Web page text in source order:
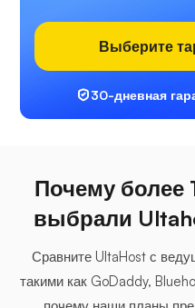
Выберите
30-дневная
Почему более
выбрали
Сравните UltaHost с
такими как GoDaddy,